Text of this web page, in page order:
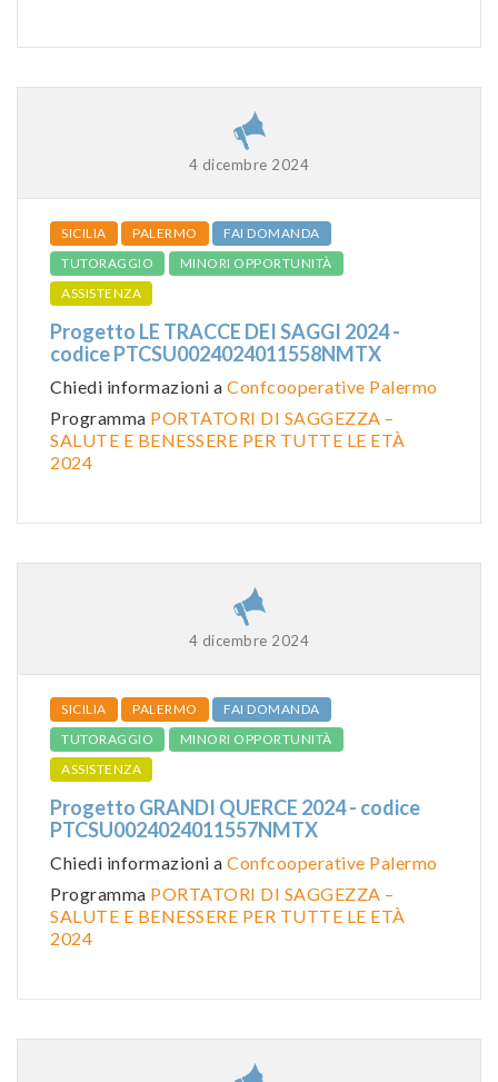
4 dicembre 2024
SICILIA PALERMO
FAI DOMANDA
TUTORAGGIO
MINORI OPPORTUNITÀ
ASSISTENZA
Progetto LE TRACCE DEI SAGGI 2024 -
codice PTCSU0024024011558NMTX
Chiedi informazioni a Confcooperative Palermo
Programma PORTATORI DI SAGGEZZA –
SALUTE E BENESSERE PER TUTTE LE ETÀ
2024
4 dicembre 2024
SICILIA PALERMO
FAI DOMANDA
TUTORAGGIO
MINORI OPPORTUNITÀ
ASSISTENZA
Progetto GRANDI QUERCE 2024 - codice
PTCSU0024024011557NMTX
Chiedi informazioni a Confcooperative Palermo
Programma PORTATORI DI SAGGEZZA –
SALUTE E BENESSERE PER TUTTE LE ETÀ
2024